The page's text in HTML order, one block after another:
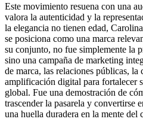
Este movimiento resuena con una
valora la autenticidad y la
la elegancia no tienen edad,
se posiciona como una marca
su conjunto, no fue simplemente la
sino una campaña de marketing
de marca, las relaciones públicas, la
amplificación digital para fortalecer
global. Fue una demostración de
trascender la pasarela y convertirse
una huella duradera en la mente del